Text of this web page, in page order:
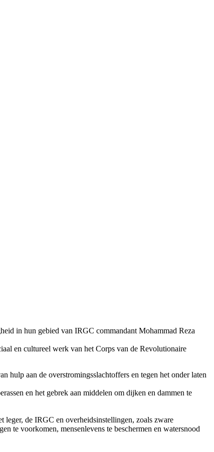
in hun gebied van IRGC commandant Mohammad Reza
en cultureel werk van het Corps van de Revolutionaire
hulp aan de overstromingsslachtoffers en tegen het onder laten
en het gebrek aan middelen om dijken en dammen te
leger, de IRGC en overheidsinstellingen, zoals zware
te voorkomen, mensenlevens te beschermen en watersnood